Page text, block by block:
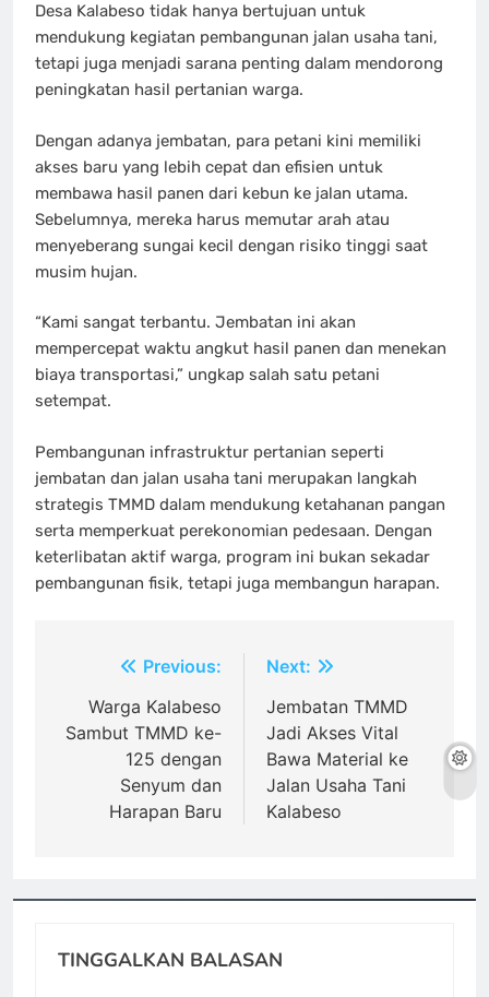
Desa Kalabeso tidak hanya bertujuan untuk
mendukung kegiatan pembangunan jalan usaha tani,
tetapi juga menjadi sarana penting dalam mendorong
peningkatan hasil pertanian warga.
Dengan adanya jembatan, para petani kini memiliki
akses baru yang lebih cepat dan efisien untuk
membawa hasil panen dari kebun ke jalan utama.
Sebelumnya, mereka harus memutar arah atau
menyeberang sungai kecil dengan risiko tinggi saat
musim hujan.
“Kami sangat terbantu. Jembatan ini akan
mempercepat waktu angkut hasil panen dan menekan
biaya transportasi,” ungkap salah satu petani
setempat.
Pembangunan infrastruktur pertanian seperti
jembatan dan jalan usaha tani merupakan langkah
strategis TMMD dalam mendukung ketahanan pangan
serta memperkuat perekonomian pedesaan. Dengan
keterlibatan aktif warga, program ini bukan sekadar
pembangunan fisik, tetapi juga membangun harapan.
Navigasi
pos
Previous:
Warga Kalabeso
Sambut TMMD ke-
125 dengan
Senyum dan
Harapan Baru
Next:
Jembatan TMMD
Jadi Akses Vital
Bawa Material ke
Jalan Usaha Tani
Kalabeso
TINGGALKAN BALASAN